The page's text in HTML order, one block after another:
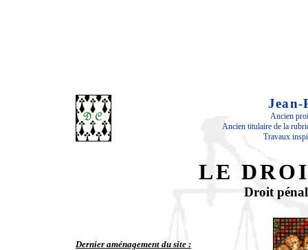
Jean-
Ancien
Ancien titulaire de la
Travaux
LE
Droit
Dernier aménagement du site :